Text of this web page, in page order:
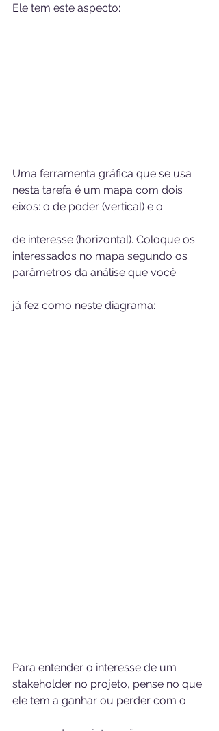
Ele tem este aspecto:
Uma ferramenta gráfica que se usa
nesta tarefa é um mapa com dois
eixos: o de poder (vertical) e o
de interesse (horizontal). Coloque os
interessados no mapa segundo os
parâmetros da análise que você
já fez como neste diagrama:
Para entender o interesse de um
stakeholder no projeto, pense no que
ele tem a ganhar ou perder com o